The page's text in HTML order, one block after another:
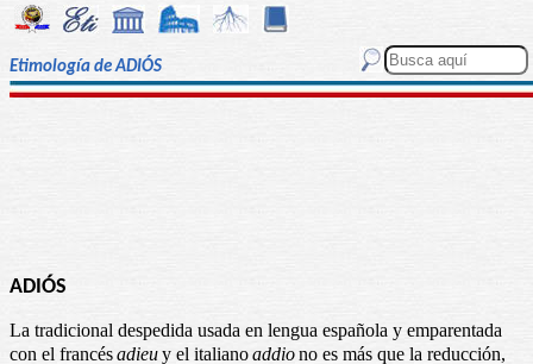
Etimología de ADIÓS
ADIÓS
La tradicional despedida usada en lengua española y emparentada
con el francésadieuy el italianoaddiono es más que la reducción,